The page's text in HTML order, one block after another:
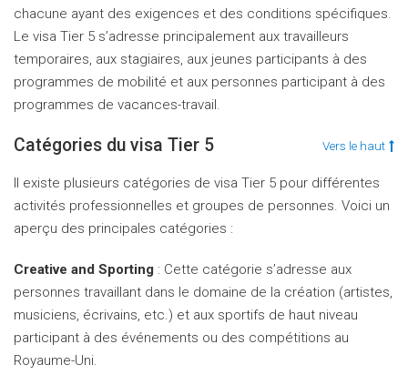
chacune ayant des exigences et des conditions spécifiques.
Le visa Tier 5 s’adresse principalement aux travailleurs
temporaires, aux stagiaires, aux jeunes participants à des
programmes de mobilité et aux personnes participant à des
programmes de vacances-travail.
Catégories du visa Tier 5 Vers le haut
Il existe plusieurs catégories de visa Tier 5 pour différentes
activités professionnelles et groupes de personnes. Voici un
aperçu des principales catégories :
Creative and Sporting : Cette catégorie s’adresse aux
personnes travaillant dans le domaine de la création (artistes,
musiciens, écrivains, etc.) et aux sportifs de haut niveau
participant à des événements ou des compétitions au
Royaume-Uni.